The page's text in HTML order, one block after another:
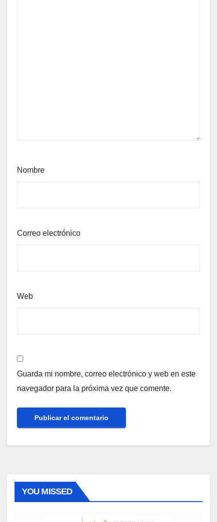
Nombre
Correo electrónico
Web
Guarda mi nombre, correo electrónico y web en este
navegador para la próxima vez que comente.
YOU MISSED